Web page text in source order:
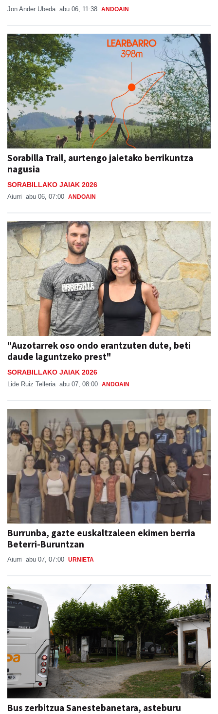
Jon Ander Ubeda abu 06, 11:38 ANDOAIN
Sorabilla Trail, aurtengo jaietako berrikuntza
nagusia
SORABILLAKO JAIAK 2026
Aiurri abu 06, 07:00 ANDOAIN
"Auzotarrek oso ondo erantzuten dute, beti
daude laguntzeko prest"
SORABILLAKO JAIAK 2026
Lide Ruiz Telleria abu 07, 08:00 ANDOAIN
Burrunba, gazte euskaltzaleen ekimen berria
Beterri-Buruntzan
Aiurri abu 07, 07:00 URNIETA
Bus zerbitzua Sanestebanetara, asteburu